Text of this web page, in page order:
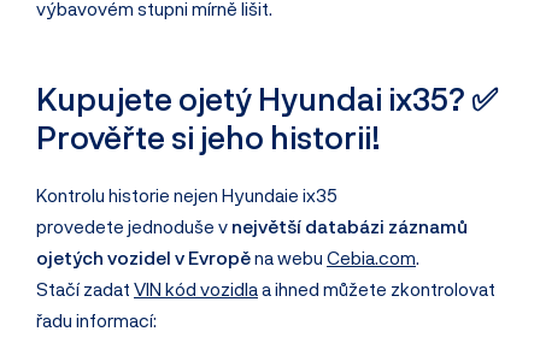
výbavovém stupni mírně lišit.
Kupujete ojetý Hyundai ix35? ✅
Prověřte si jeho historii!
Kontrolu historie nejen Hyundaie ix35
provedete jednoduše v největší databázi záznamů
ojetých vozidel v Evropěna webu Cebia.com.
Stačí zadat VIN kód vozidlaa ihned můžete zkontrolovat
řadu informací: